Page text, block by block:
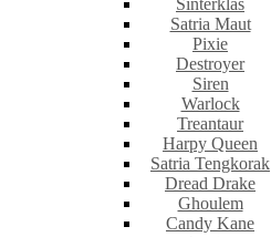
Sinterklas
Satria Maut
Pixie
Destroyer
Siren
Warlock
Treantaur
Harpy Queen
Satria Tengkorak
Dread Drake
Ghoulem
Candy Kane